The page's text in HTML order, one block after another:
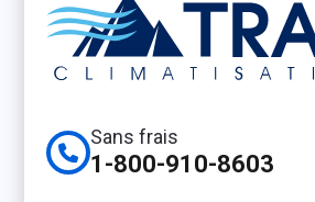
Sans frais
1-800-910-8603